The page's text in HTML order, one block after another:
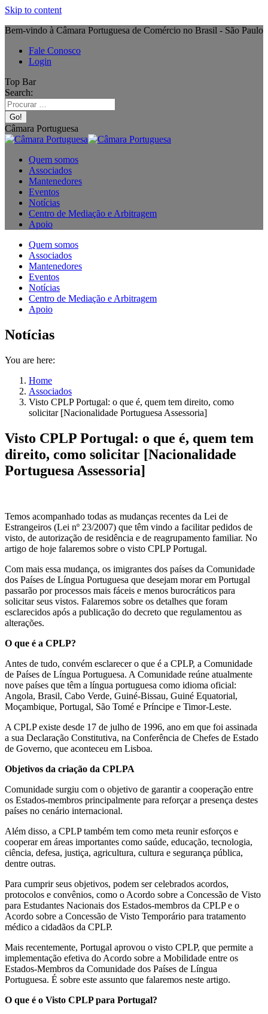
Skip to content
Bem-vindo à Câmara Portuguesa de Comércio no Brasil - São Paulo
Fale Conosco
Login
Top Bar
Search:
Câmara Portuguesa
Quem somos
Associados
Mantenedores
Eventos
Notícias
Centro de Mediação e Arbitragem
Apoio
Quem somos
Associados
Mantenedores
Eventos
Notícias
Centro de Mediação e Arbitragem
Apoio
Notícias
You are here:
Home
Associados
Visto CPLP Portugal: o que é, quem tem direito, como
solicitar [Nacionalidade Portuguesa Assessoria]
Visto CPLP Portugal: o que é, quem tem
direito, como solicitar [Nacionalidade
Portuguesa Assessoria]
Temos acompanhado todas as mudanças recentes da Lei de
Estrangeiros (Lei nº 23/2007) que têm vindo a facilitar pedidos de
visto, de autorização de residência e de reagrupamento familiar. No
artigo de hoje falaremos sobre o visto CPLP Portugal.
Com mais essa mudança, os imigrantes dos países da Comunidade
dos Países de Língua Portuguesa que desejam morar em Portugal
passarão por processos mais fáceis e menos burocráticos para
solicitar seus vistos. Falaremos sobre os detalhes que foram
esclarecidos após a publicação do decreto que regulamentou as
alterações.
O que é a CPLP?
Antes de tudo, convém esclarecer o que é a CPLP, a Comunidade
de Países de Língua Portuguesa. A Comunidade reúne atualmente
nove países que têm a língua portuguesa como idioma oficial:
Angola, Brasil, Cabo Verde, Guiné-Bissau, Guiné Equatorial,
Moçambique, Portugal, São Tomé e Príncipe e Timor-Leste.
A CPLP existe desde 17 de julho de 1996, ano em que foi assinada
a sua Declaração Constitutiva, na Conferência de Chefes de Estado
de Governo, que aconteceu em Lisboa.
Objetivos da criação da CPLPA
Comunidade surgiu com o objetivo de garantir a cooperação entre
os Estados-membros principalmente para reforçar a presença destes
países no cenário internacional.
Além disso, a CPLP também tem como meta reunir esforços e
cooperar em áreas importantes como saúde, educação, tecnologia,
ciência, defesa, justiça, agricultura, cultura e segurança pública,
dentre outras.
Para cumprir seus objetivos, podem ser celebrados acordos,
protocolos e convênios, como o Acordo sobre a Concessão de Visto
para Estudantes Nacionais dos Estados-membros da CPLP e o
Acordo sobre a Concessão de Visto Temporário para tratamento
médico a cidadãos da CPLP.
Mais recentemente, Portugal aprovou o visto CPLP, que permite a
implementação efetiva do Acordo sobre a Mobilidade entre os
Estados-Membros da Comunidade dos Países de Língua
Portuguesa. É sobre este assunto que falaremos neste artigo.
O que é o Visto CPLP para Portugal?